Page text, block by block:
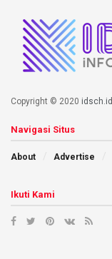
Copyright © 2020 idsch.id
Navigasi Situs
About Advertise
Ikuti Kami